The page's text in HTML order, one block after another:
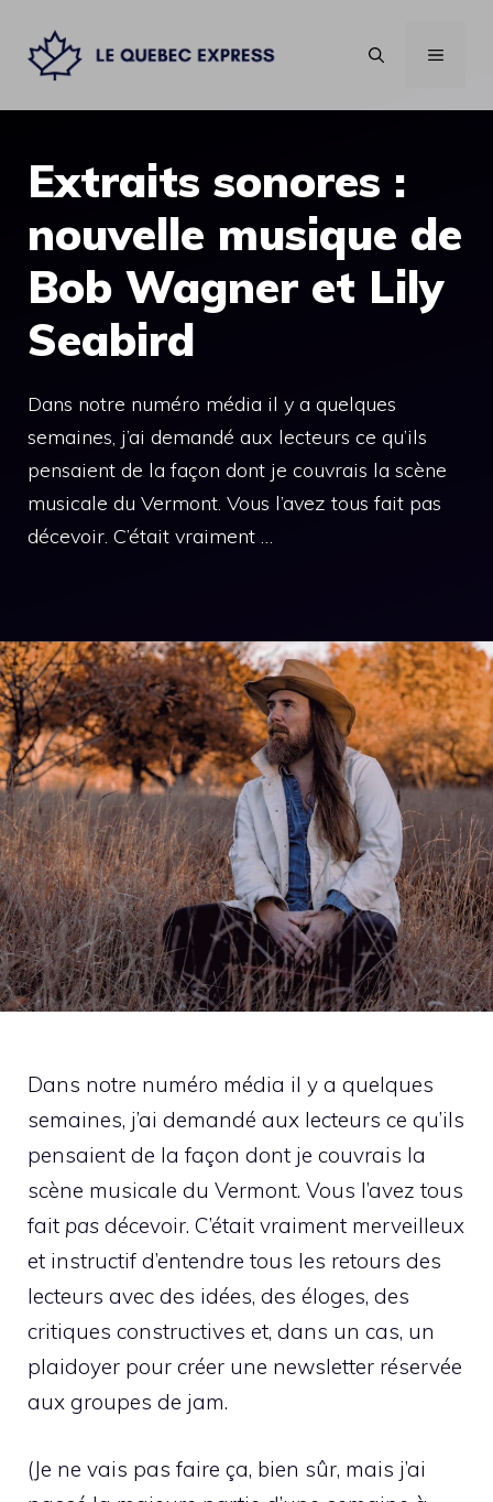
contenu
MENU
Extraits sonores :
nouvelle musique de
Bob Wagner et Lily
Seabird
Dans notre numéro média il y a quelques
semaines, j’ai demandé aux lecteurs ce qu’ils
pensaient de la façon dont je couvrais la scène
musicale du Vermont. Vous l’avez tous fait pas
décevoir. C’était vraiment …
Dans notre numéro média il y a quelques
semaines, j’ai demandé aux lecteurs ce qu’ils
pensaient de la façon dont je couvrais la
scène musicale du Vermont. Vous l’avez tous
fait pas décevoir. C’était vraiment merveilleux
et instructif d’entendre tous les retours des
lecteurs avec des idées, des éloges, des
critiques constructives et, dans un cas, un
plaidoyer pour créer une newsletter réservée
aux groupes de jam.
(Je ne vais pas faire ça, bien sûr, mais j’ai